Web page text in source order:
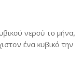
νερού το μήνα,
ένα κυβικό την